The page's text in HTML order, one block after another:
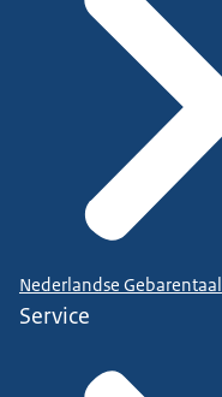
Nederlandse Gebarentaal
Service